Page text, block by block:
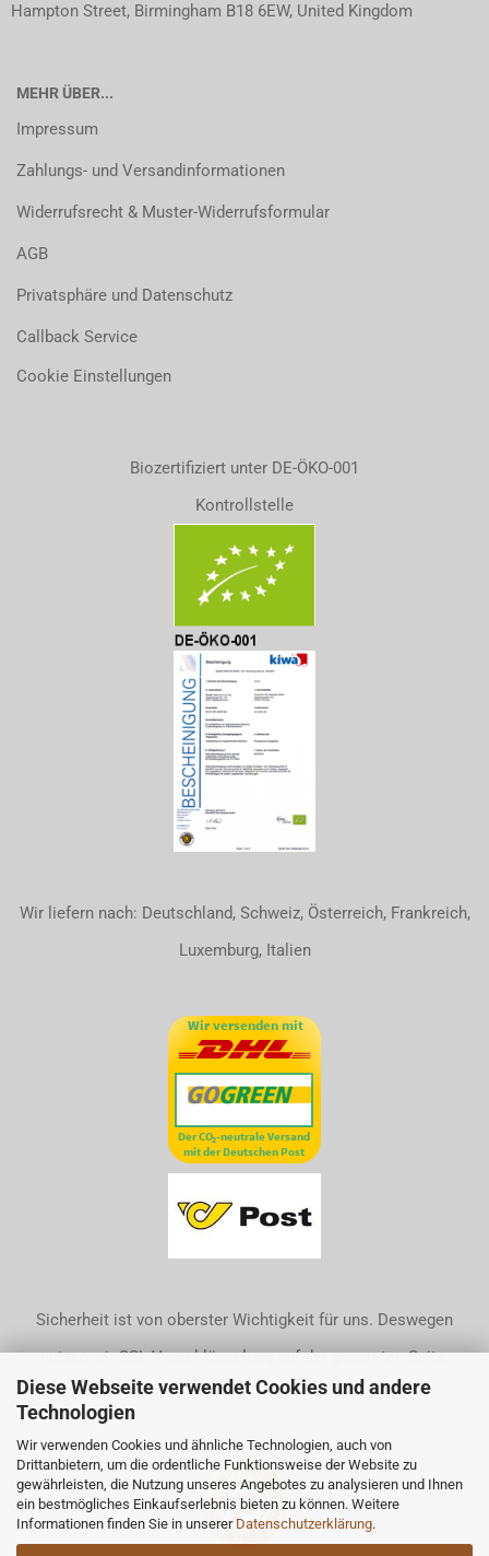
Diese Webseite verwendet Cookies und andere
Technologien
Wir verwenden Cookies und ähnliche Technologien, auch von
Drittanbietern, um die ordentliche Funktionsweise der Website zu
gewährleisten, die Nutzung unseres Angebotes zu analysieren und Ihnen
ein bestmögliches Einkaufserlebnis bieten zu können. Weitere
Informationen finden Sie in unserer Datenschutzerklärung.
Hampton Street, Birmingham B18 6EW, United Kingdom
MEHR ÜBER...
Impressum
Zahlungs- und Versandinformationen
Widerrufsrecht & Muster-Widerrufsformular
AGB
Privatsphäre und Datenschutz
Callback Service
Cookie Einstellungen
Biozertifiziert unter DE-ÖKO-001
Kontrollstelle
Wir liefern nach: Deutschland, Schweiz, Österreich, Frankreich,
Luxemburg, Italien
Sicherheit ist von oberster Wichtigkeit für uns. Deswegen
nutzen wir SSL-Verschlüsselung auf der gesamten Seite.